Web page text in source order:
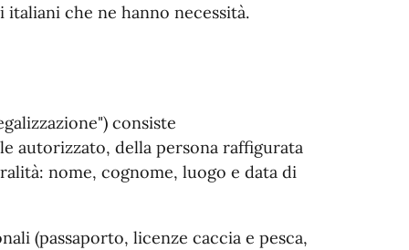
che ne hanno necessità.
consiste
autorizzato, della persona raffigurata
nome, cognome, luogo e data di
(passaporto, licenze caccia e pesca,